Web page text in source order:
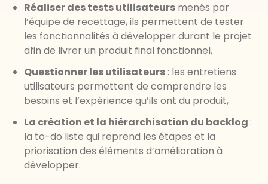
Réaliser des tests utilisateurs menés par
l’équipe de recettage, ils permettent de tester
les fonctionnalités à développer durant le projet
afin de livrer un produit final fonctionnel,
Questionner les utilisateurs : les entretiens
utilisateurs permettent de comprendre les
besoins et l’expérience qu’ils ont du produit,
La création et la hiérarchisation du backlog :
la to-do liste qui reprend les étapes et la
priorisation des éléments d’amélioration à
développer.